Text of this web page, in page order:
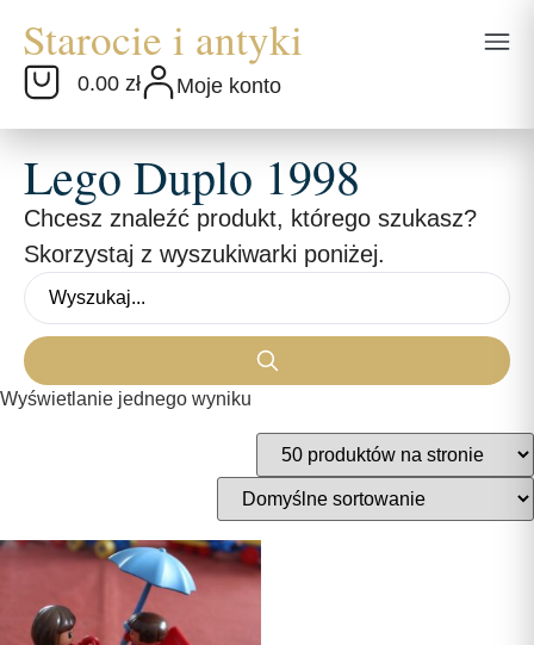
0.00 zł Moje konto
Lego Duplo 1998
Chcesz znaleźć produkt, którego szukasz?
Skorzystaj z wyszukiwarki poniżej.
Wyświetlanie jednego wyniku